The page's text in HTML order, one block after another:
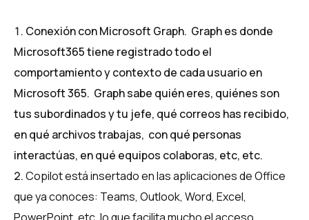
Conexión con Microsoft Graph. Graph es donde
Microsoft365 tiene registrado todo el
comportamiento y contexto de cada usuario en
Microsoft 365. Graph sabe quién eres, quiénes son
tus subordinados y tu jefe, qué correos has recibido,
en qué archivos trabajas, con qué personas
interactúas, en qué equipos colaboras, etc, etc.
Copilot está insertado en las aplicaciones de Office
que ya conoces: Teams, Outlook, Word, Excel,